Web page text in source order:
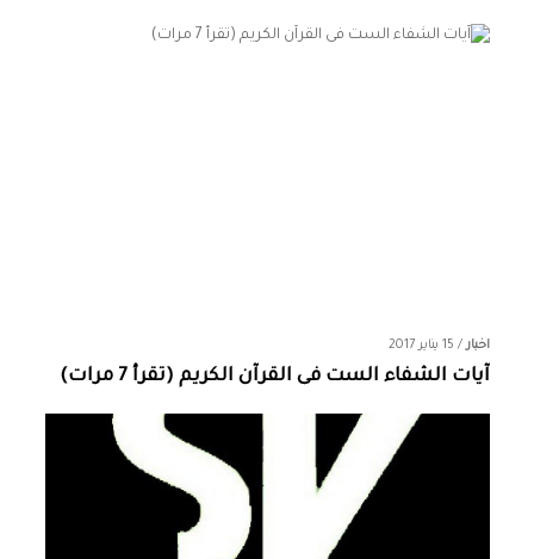
اخبار/ 15 يناير 2017
آيات الشفاء الست فى القرآن الكريم (تقرأ 7 مرات)